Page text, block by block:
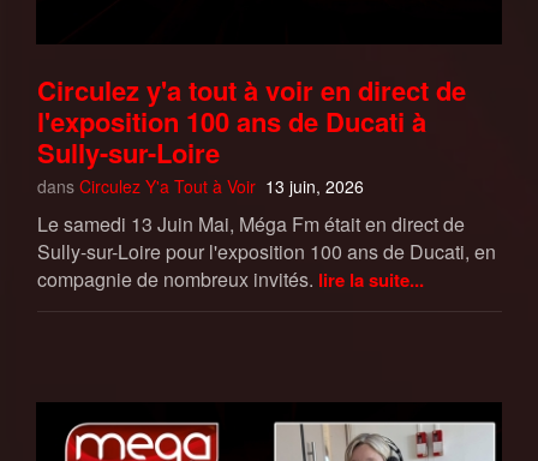
Circulez y'a tout à voir en direct de
l'exposition 100 ans de Ducati à
Sully-sur-Loire
dans Circulez Y'a Tout à Voir 13 juin, 2026
Le samedi 13 Juin Mai, Méga Fm était en direct de
Sully-sur-Loire pour l'exposition 100 ans de Ducati, en
compagnie de nombreux invités. lire la suite...